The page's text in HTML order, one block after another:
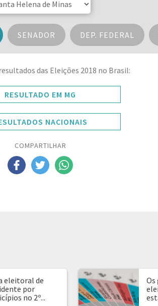
SENADOR DEP. FEDERAL
das Eleições 2018 no Brasil:
RESULTADO EM MG
NACIONAIS
COMPARTILHAR
eleitoral de
por
no 2º...
Os